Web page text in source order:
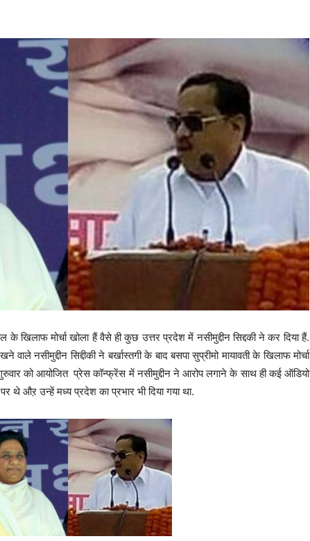
खिलाफ मोर्चा खोला हैं वैसे ही कुछ उत्तर प्रदेश में नसीमुद्दीन सिद्दकी ने कर दिया हैं.
नसीमुद्दीन सिद्दीकी ने बर्खास्तगी के बाद बसपा सुप्रीमो मायावती के खिलाफ मोर्चा
को आयोजित प्रेस कॉन्फ्रेंस में नसीमुद्दीन ने आरोप लगाने के साथ ही कई ऑडियो
पर थे औऱ उन्हें मध्य प्रदेश का प्रभार भी दिया गया था.